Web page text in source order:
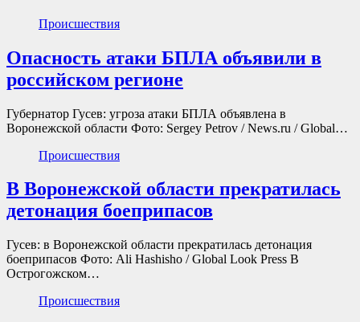
Происшествия
Опасность атаки БПЛА объявили в
российском регионе
Губернатор Гусев: угроза атаки БПЛА объявлена в
Воронежской области Фото: Sergey Petrov / News.ru / Global…
Происшествия
В Воронежской области прекратилась
детонация боеприпасов
Гусев: в Воронежской области прекратилась детонация
боеприпасов Фото: Ali Hashisho / Global Look Press В
Острогожском…
Происшествия